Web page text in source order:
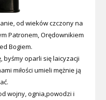
od wieków czczony na
Patronem, Orędownikiem
Bogiem.
byśmy oparli się laicyzacji
miłości umieli mężnie ją
wojny, ognia,powodzi i